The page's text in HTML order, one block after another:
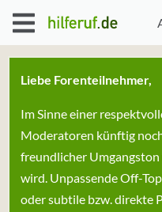
Liebe Forenteilnehmer,
Im Sinne einer
Moderatoren künftig
freundlicher
wird. Unpassende Off-
oder subtile bzw. direkte